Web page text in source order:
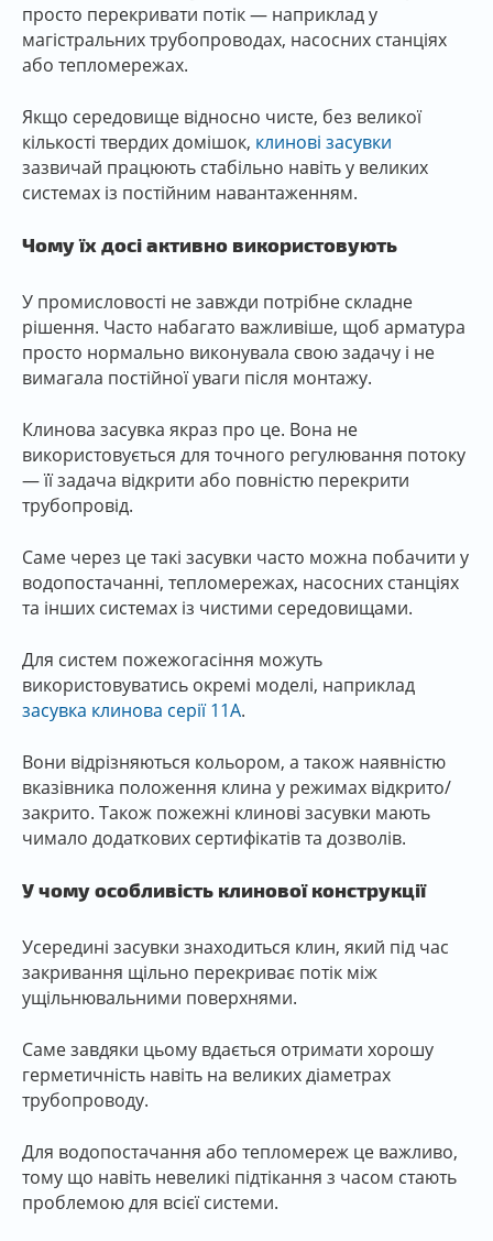
просто перекривати потік — наприклад у
магістральних трубопроводах, насосних станціях
або тепломережах.
Якщо середовище відносно чисте, без великої
кількості твердих домішок, клинові засувки
зазвичай працюють стабільно навіть у великих
системах із постійним навантаженням.
Чому їх досі активно використовують
У промисловості не завжди потрібне складне
рішення. Часто набагато важливіше, щоб арматура
просто нормально виконувала свою задачу і не
вимагала постійної уваги після монтажу.
Клинова засувка якраз про це. Вона не
використовується для точного регулювання потоку
— її задача відкрити або повністю перекрити
трубопровід.
Саме через це такі засувки часто можна побачити у
водопостачанні, тепломережах, насосних станціях
та інших системах із чистими середовищами.
Для систем пожежогасіння можуть
використовуватись окремі моделі, наприклад
засувка клинова серії 11А.
Вони відрізняються кольором, а також наявністю
вказівника положення клина у режимах відкрито/
закрито. Також пожежні клинові засувки мають
чимало додаткових сертифікатів та дозволів.
У чому особливість клинової конструкції
Усередині засувки знаходиться клин, який під час
закривання щільно перекриває потік між
ущільнювальними поверхнями.
Саме завдяки цьому вдається отримати хорошу
герметичність навіть на великих діаметрах
трубопроводу.
Для водопостачання або тепломереж це важливо,
тому що навіть невеликі підтікання з часом стають
проблемою для всієї системи.